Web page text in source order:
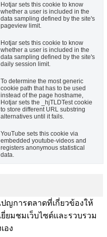
Hotjar sets this cookie to know
whether a user is included in the
data sampling defined by the site's
pageview limit.
Hotjar sets this cookie to know
whether a user is included in the
data sampling defined by the site's
daily session limit.
To determine the most generic
cookie path that has to be used
instead of the page hostname,
Hotjar sets the _hjTLDTest cookie
to store different URL substring
alternatives until it fails.
YouTube sets this cookie via
embedded youtube-videos and
registers anonymous statistical
data.
ญการตลาดที่เกี่ยวข้องให้
ยมชมเว็บไซต์และรวบรวม
อง